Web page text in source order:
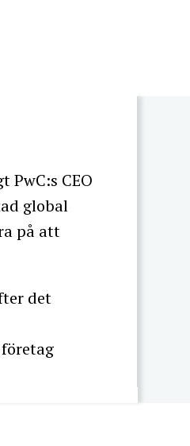
PwC:s CEO
global
på att
det